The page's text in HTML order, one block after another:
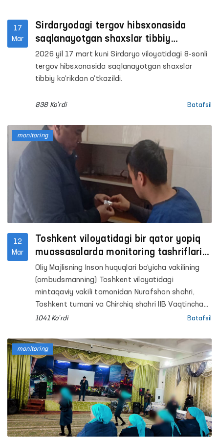
17
Mar
Sirdaryodagi tergov hibsxonasida
saqlanayotgan shaxslar tibbiy
ko‘rikdan o‘tkazildi
2026 yil 17 mart kuni Sirdaryo viloyatidagi 8-sonli
tergov hibsxonasida saqlanayotgan shaxslar
tibbiy ko‘rikdan o‘tkazildi.
838 Ko'rdi Batafsil
12
Mar
Toshkent viloyatidagi bir qator yopiq
muassasalarda monitoring tashriflari
o‘tkazildi
Oliy Majlisning Inson huquqlari bo‘yicha vakilining
(ombudsmanning) Toshkent viloyatidagi
mintaqaviy vakili tomonidan Nurafshon shahri,
Toshkent tumani va Chirchiq shahri IIB Vaqtincha
saqlash hibsxonasi (VSʼH), Toshkent, Chirchiq va
shaxslarga tibbiy yordam ko‘rsatish tumanlararo
punktlari (hushyorxona), Bo‘stonliq tumanidagi 7-
sonli jazoni ijro etish koloniyasi, Chirchiq shahridagi
13-sonli jazoni ijro etish muassasasi, Olmaliq,
Ohangaron shaharlari hamda Sergeli, Yangi Hayot,
Ohangaron, Yuqori-Chirchiq, Zangiota, Bo‘ka
tumanlaridagi 42-, 50-, 49-, 44-, 48-, 47-, 43 va 46-
son manzil-koloniyalari hamda shartnoma
1041 Ko'rdi Batafsil
monitoring
monitoring